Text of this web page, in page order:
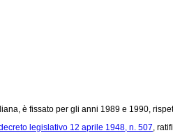
è fissato per gli anni 1989 e 1990,
legislativo 12 aprile 1948, n. 507,